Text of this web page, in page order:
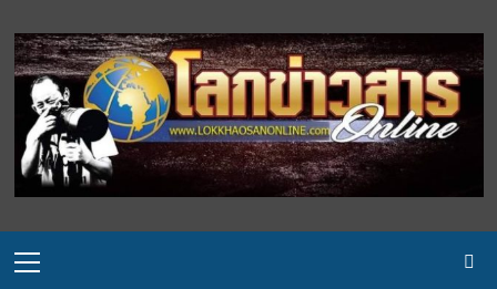
to
content
Menu